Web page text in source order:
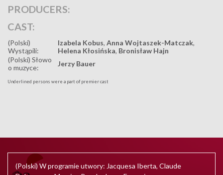
PRODUCERS:
CAST:
(Polski)
Wystąpili:
Izabela Kobus, Anna Wojtaszek-Matczak,
Helena Kłosińska, Bronisław Hajn
(Polski) Słowo
o muzyce:
Jerzy Bauer
Underlined persons were a part of premier cast
(Polski) W programie utwory: Jacquesa Iberta, Claude